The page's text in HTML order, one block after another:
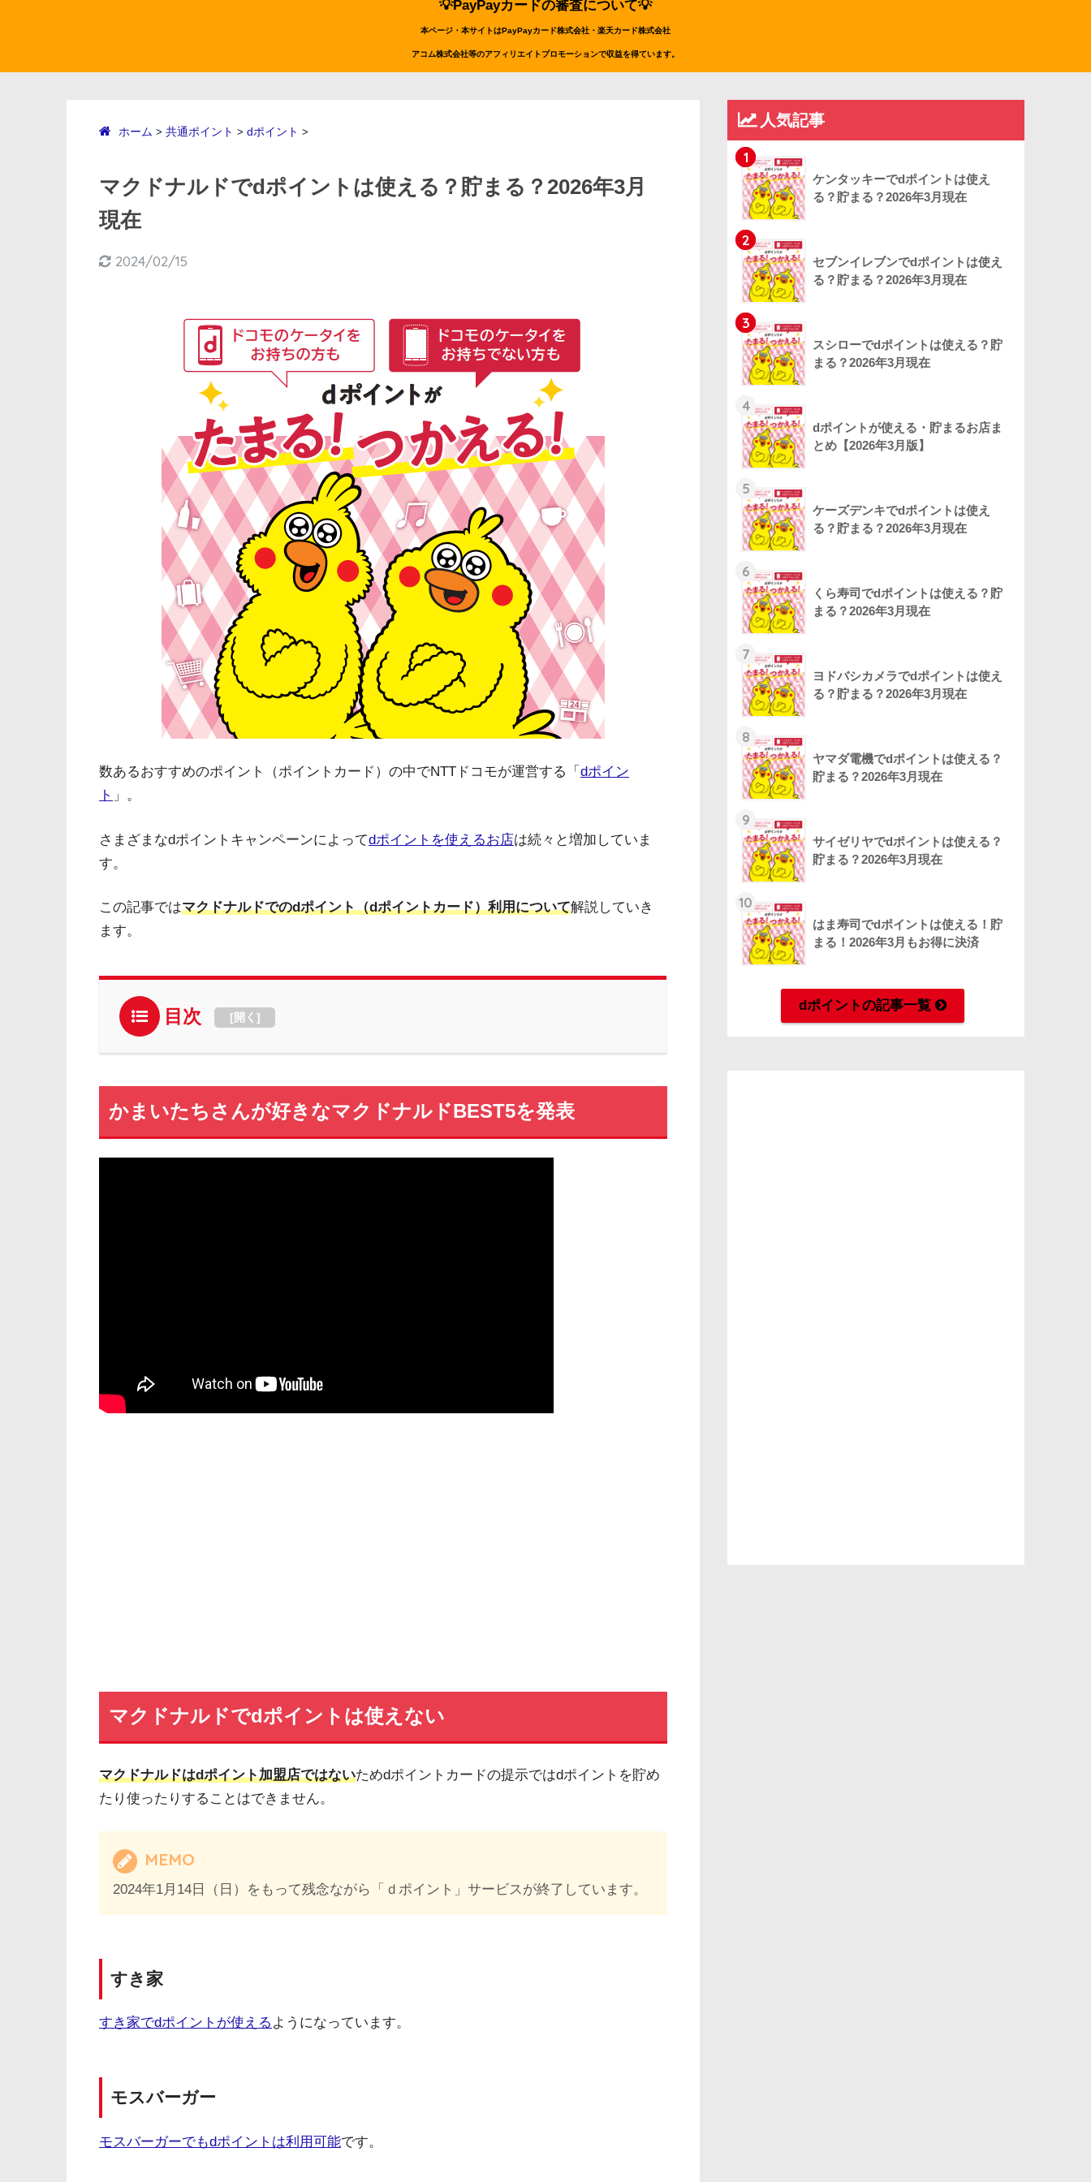
💡PayPayカードの審査について💡
本ページ・本サイトはPayPayカード株式会社・楽天カード株式会社
アコム株式会社等のアフィリエイトプロモーションで収益を得ています。
ホーム > 共通ポイント > dポイント >
マクドナルドでdポイントは使える？貯まる？2026年3月
現在
2024/02/15
数あるおすすめのポイント（ポイントカード）の中でNTTドコモが運営する「 dポイン
ト 」。
さまざまなdポイントキャンペーンによってdポイントを使えるお店は続々と増加していま
す。
この記事ではマクドナルドでのdポイント（dポイントカード）利用について解説していき
ます。
目次 [開く ]
かまいたちさんが好きなマクドナルドBEST5を発表
マクドナルドでdポイントは使えない
マクドナルドはdポイント加盟店ではないためdポイントカードの提示ではdポイントを貯め
たり使ったりすることはできません。
MEMO
2024年1月14日（日）をもって残念ながら「ｄポイント」サービスが終了しています。
すき家
すき家でdポイントが使える ようになっています。
モスバーガー
モスバーガーでもdポイントは利用可能です。
人気記事
1
ケンタッキーでdポイントは使え
る？貯まる？2026年3月現在
2
セブンイレブンでdポイントは使え
る？貯まる？2026年3月現在
3
スシローでdポイントは使える？貯
まる？2026年3月現在
4
dポイントが使える・貯まるお店ま
とめ【2026年3月版】
5
ケーズデンキでdポイントは使え
る？貯まる？2026年3月現在
6
くら寿司でdポイントは使える？貯
まる？2026年3月現在
7
ヨドバシカメラでdポイントは使え
る？貯まる？2026年3月現在
8
ヤマダ電機でdポイントは使える？
貯まる？2026年3月現在
9
サイゼリヤでdポイントは使える？
貯まる？2026年3月現在
10
はま寿司でdポイントは使える！貯
まる！2026年3月もお得に決済
dポイントの記事一覧